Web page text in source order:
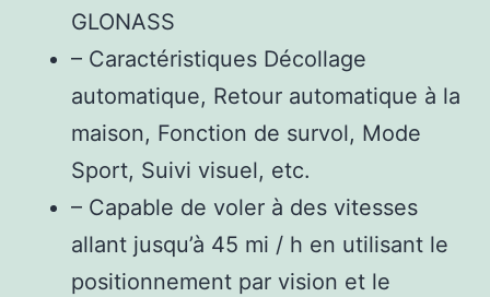
GLONASS
– Caractéristiques Décollage
automatique, Retour automatique à la
maison, Fonction de survol, Mode
Sport, Suivi visuel, etc.
– Capable de voler à des vitesses
allant jusqu’à 45 mi / h en utilisant le
positionnement par vision et le